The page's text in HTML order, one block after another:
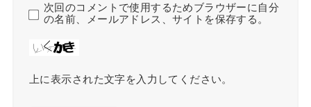
次回のコメントで使用するためブラウザーに自分
の名前、メールアドレス、サイトを保存する。
上に表示された文字を入力してください。